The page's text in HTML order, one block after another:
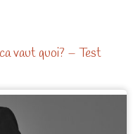
vaut quoi? – Test